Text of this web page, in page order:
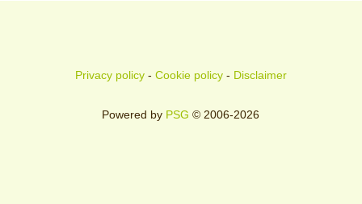
Privacy policy- Cookie policy- Disclaimer
Powered by PSG © 2006-2026